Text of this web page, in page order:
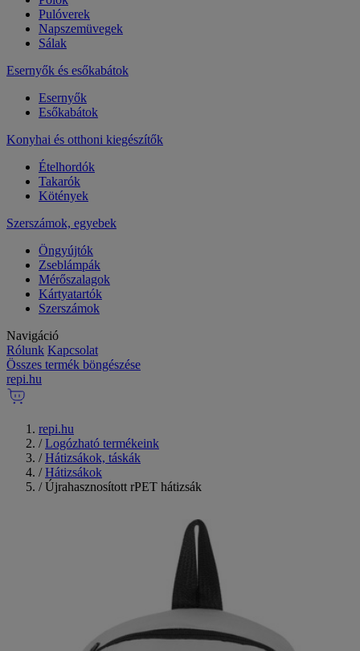
Pulóverek
Napszemüvegek
Sálak
Esernyők és esőkabátok
Esernyők
Esőkabátok
Konyhai és otthoni kiegészítők
Ételhordók
Takarók
Kötények
Szerszámok, egyebek
Öngyújtók
Zseblámpák
Mérőszalagok
Kártyatartók
Szerszámok
Navigáció
Rólunk Kapcsolat
Összes termék böngészése
repi.hu
repi.hu
/ Logózható termékeink
/ Hátizsákok, táskák
/ Hátizsákok
/ Újrahasznosított rPET hátizsák